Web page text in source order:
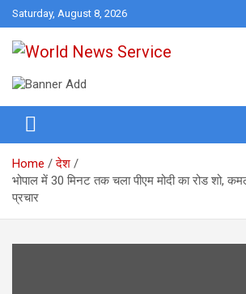
Skip
to
content
Saturday, August 8, 2026
World News Service
Home
देश
भोपाल में 30 मिनट तक चला पीएम मोदी का रोड शो,
प्रचार